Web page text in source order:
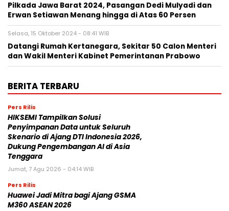
Pilkada Jawa Barat 2024, Pasangan Dedi Mulyadi dan
Erwan Setiawan Menang hingga di Atas 60 Persen
Selasa, 15 Oktober 2024 - 08:41 WIB
Datangi Rumah Kertanegara, Sekitar 50 Calon Menteri
dan Wakil Menteri Kabinet Pemerintanan Prabowo
BERITA TERBARU
Pers Rilis
HIKSEMI Tampilkan Solusi
Penyimpanan Data untuk Seluruh
Skenario di Ajang DTI Indonesia 2026,
Dukung Pengembangan AI di Asia
Tenggara
Jumat, 7 Agu 2026 - 04:14 WIB
Pers Rilis
Huawei Jadi Mitra bagi Ajang GSMA
M360 ASEAN 2026